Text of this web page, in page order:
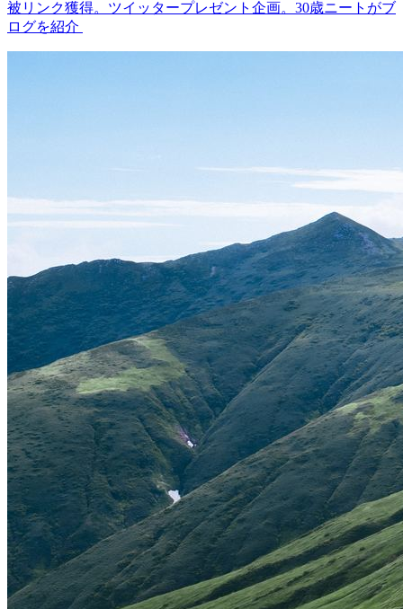
被リンク獲得。ツイッタープレゼント企画。30歳ニートがブ
ログを紹介